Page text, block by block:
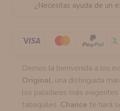
Demos la bienvenida a los
Original, una distinguida
los paladares más
tabaquiles. Chance te hará
¿Necesitas ayuda de un